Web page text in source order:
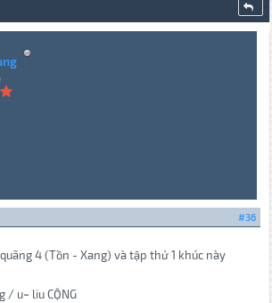
#36
4 (Tồn - Xang) và tập thử 1 khúc này
/ u~ liu CỘNG